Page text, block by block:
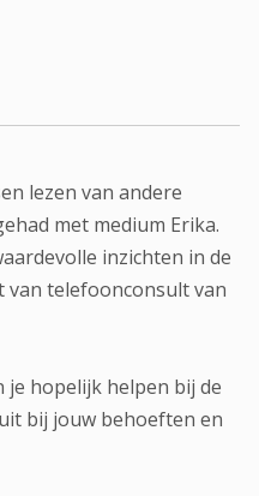
lezen van andere
met medium Erika.
inzichten in de
telefoonconsult van
hopelijk helpen bij de
bij jouw behoeften en